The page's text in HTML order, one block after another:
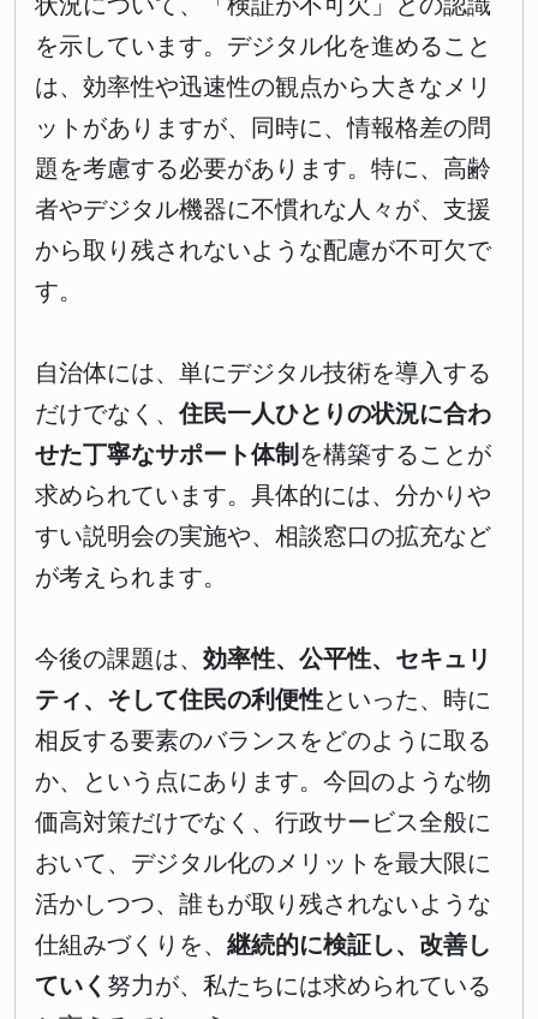
を示しています。デジタル化を進めること
は、効率性や迅速性の観点から大きなメリ
ットがありますが、同時に、情報格差の問
題を考慮する必要があります。特に、高齢
者やデジタル機器に不慣れな人々が、支援
から取り残されないような配慮が不可欠で
す。
自治体には、単にデジタル技術を導入する
だけでなく、住民一人ひとりの状況に合わ
せた丁寧なサポート体制 を構築することが
求められています。具体的には、分かりや
すい説明会の実施や、相談窓口の拡充など
が考えられます。
今後の課題は、 効率性、公平性、セキュリ
ティ、そして住民の利便性といった、時に
相反する要素のバランスをどのように取る
か、という点にあります。今回のような物
価高対策だけでなく、行政サービス全般に
おいて、デジタル化のメリットを最大限に
活かしつつ、誰もが取り残されないような
仕組みづくりを、 継続的に検証し、改善し
ていく 努力が、私たちには求められている